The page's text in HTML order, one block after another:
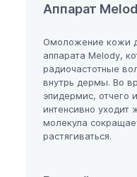
Аппарат
Омоложение кожи
аппарата Melody,
радиочастотные
внутрь дермы. Во
эпидермис, отчего
интенсивно уходит
молекула
растягиваться.